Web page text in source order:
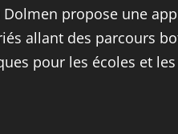
propose une
allant des parcours
pour les écoles et